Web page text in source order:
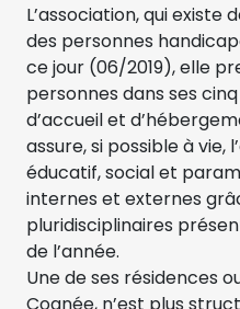
L’association, qui existe
des personnes
ce jour (06/2019), elle
personnes dans ses
d’accueil et
assure, si possible à
éducatif, social et
internes et externes
pluridisciplinaires
de l’année.
Une de ses résidences
Cognée, n’est plus